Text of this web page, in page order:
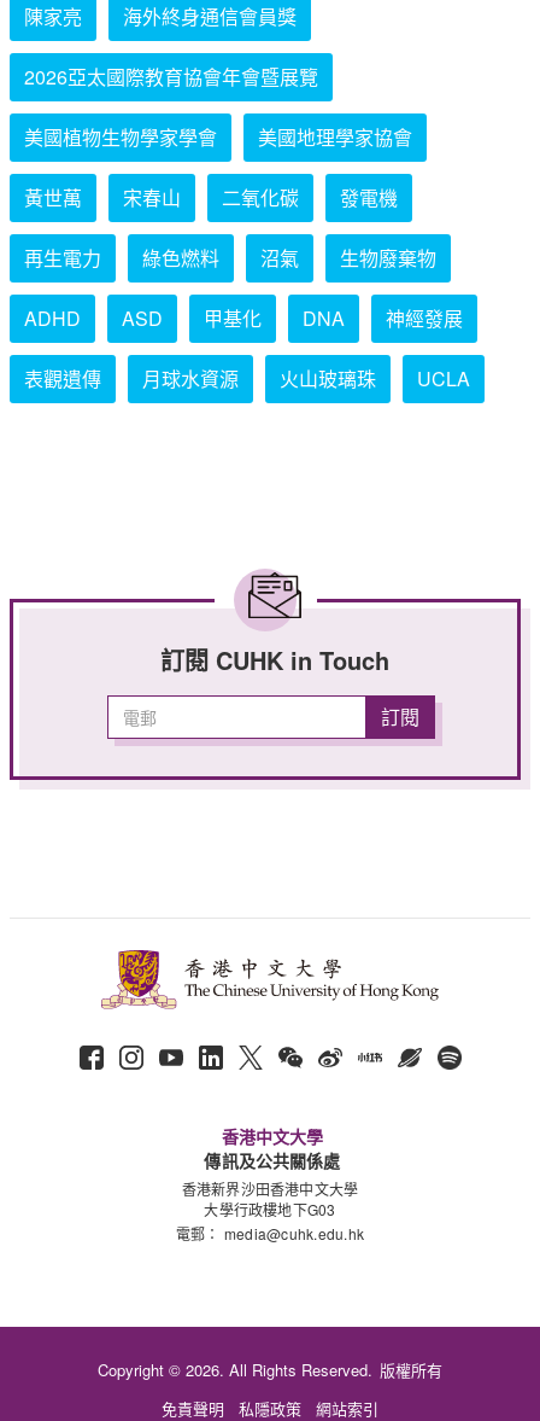
陳家亮 海外終身通信會員獎
2026亞太國際教育協會年會暨展覽
美國植物生物學家學會 美國地理學家協會
黃世萬 宋春山 二氧化碳 發電機
再生電力 綠色燃料 沼氣 生物廢棄物
ADHD ASD 甲基化 DNA 神經發展
表觀遺傳 月球水資源 火山玻璃珠 UCLA
訂閱 CUHK in Touch
香港中文大學
傳訊及公共關係處
香港新界沙田香港中文大學
大學行政樓地下G03
電郵： media@cuhk.edu.hk
Copyright © 2026. All Rights Reserved. 版權所有
免責聲明
私隱政策 網站索引